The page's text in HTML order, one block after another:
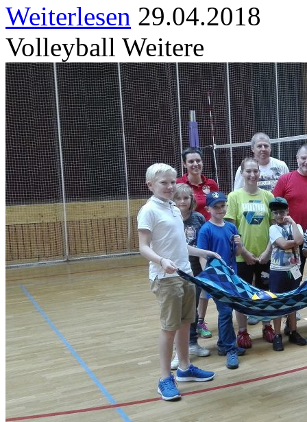
Weiterlesen 29.04.2018
Volleyball Weitere